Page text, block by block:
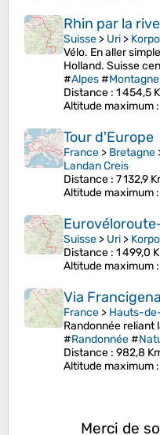
Rhin par la
Suisse > Uri >
Vélo. En aller
Holland. Suisse
#Alpes#Montagne
Distance : 1 454,5
Altitude maximum
Tour d'Europe
France > Bretagne
Landan Creis
Distance : 7 132,9
Altitude maximum
Suisse > Uri >
Distance : 1 499,0
Altitude maximum
Via
France > Hauts-
Randonnée reliant
#Randonnée#
Distance : 982,8
Altitude maximum
Merci de